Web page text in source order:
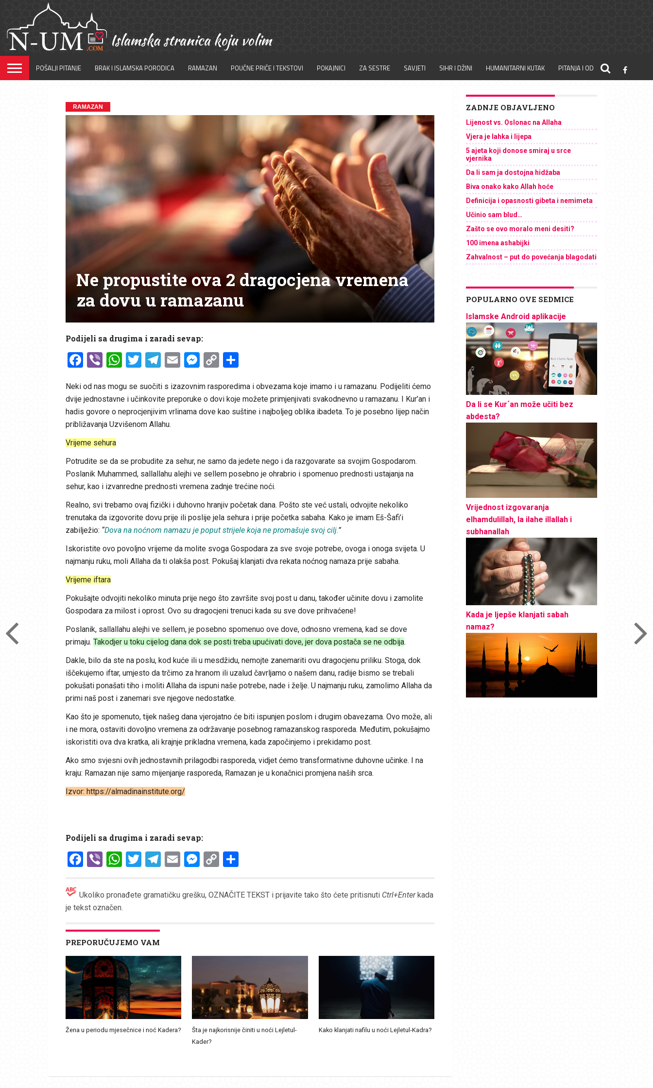
POŠALJI PITANJE BRAK I ISLAMSKA PORODICA RAMAZAN POUČNE PRIČE I TEKSTOVI POKAJNICI ZA SESTRE SAVJETI SIHR I DŽINI HUMANITARNI KUTAK PITANJA I ODGOVORI
RAMAZAN
Ne propustite ova 2 dragocjena vremena
za dovu u ramazanu
Podijeli sa drugima i zaradi sevap:
Facebook
ViberWhatsApp
Twitter
Telegram
EmailMessenger
Copy
Neki od nas mogu se suočiti s izazovnim rasporedima i obvezama koje imamo i u ramazanu. Podijeliti ćemo
dvije jednostavne i učinkovite preporuke o dovi koje možete primjenjivati ​​svakodnevno u ramazanu. I Kur’an i
hadis govore o neprocjenjivim vrlinama dove kao suštine i najboljeg oblika ibadeta. To je posebno lijep način
približavanja Uzvišenom Allahu.
Vrijeme sehura
Potrudite se da se probudite za sehur, ne samo da jedete nego i da razgovarate sa svojim Gospodarom.
Poslanik Muhammed, sallallahu alejhi ve sellem posebno je ohrabrio i spomenuo prednosti ustajanja na
sehur, kao i izvanredne prednosti vremena zadnje trećine noći.
Realno, svi trebamo ovaj fizički i duhovno hranjiv početak dana. Pošto ste već ustali, odvojite nekoliko
trenutaka da izgovorite dovu prije ili poslije jela sehura i prije početka sabaha. Kako je imam Eš-Šafi’i
zabilježio: “Dova na noćnom namazu je poput strijele koja ne promašuje svoj cilj.”
Iskoristite ovo povoljno vrijeme da molite svoga Gospodara za sve svoje potrebe, ovoga i onoga svijeta. U
najmanju ruku, moli Allaha da ti olakša post. Pokušaj klanjati dva rekata noćnog namaza prije sabaha.
Vrijeme iftara
Pokušajte odvojiti nekoliko minuta prije nego što završite svoj post u danu, također učinite dovu i zamolite
Gospodara za milost i oprost. Ovo su dragocjeni trenuci kada su sve dove prihvaćene!
Poslanik, sallallahu alejhi ve sellem, je posebno spomenuo ove dove, odnosno vremena, kad se dove
primaju. Takodjer u toku cijelog dana dok se posti treba upućivati dove, jer dova postača se ne odbija.
Dakle, bilo da ste na poslu, kod kuće ili u mesdžidu, nemojte zanemariti ovu dragocjenu priliku. Stoga, dok
iščekujemo iftar, umjesto da trčimo za hranom ili uzalud čavrljamo o našem danu, radije bismo se trebali
pokušati ponašati tiho i moliti Allaha da ispuni naše potrebe, nade i želje. U najmanju ruku, zamolimo Allaha da
primi naš post i zanemari sve njegove nedostatke.
Kao što je spomenuto, tijek našeg dana vjerojatno će biti ispunjen poslom i drugim obavezama. Ovo može, ali
i ne mora, ostaviti dovoljno vremena za održavanje posebnog ramazanskog rasporeda. Međutim, pokušajmo
iskoristiti ova dva kratka, ali krajnje prikladna vremena, kada započinjemo i prekidamo post.
Ako smo svjesni ovih jednostavnih prilagodbi rasporeda, vidjet ćemo transformativne duhovne učinke. I na
kraju: Ramazan nije samo mijenjanje rasporeda, Ramazan je u konačnici promjena naših srca.
Izvor: https://almadinainstitute.org/
Podijeli sa drugima i zaradi sevap:
Facebook
ViberWhatsApp
Twitter
Telegram
EmailMessenger
Copy
Ukoliko pronađete gramatičku grešku, OZNAČITE TEKST i prijavite tako što ćete pritisnuti Ctrl+Enterkada
je tekst označen.
PREPORUČUJEMO VAM
Žena u periodu mjesečnice i noć Kadera?
Šta je najkorisnije činiti u noći Lejletul-
Kader?
Kako klanjati nafilu u noći Lejletul-Kadra?
ZADNJE OBJAVLJENO
Lijenost vs. Oslonac na Allaha
Vjera je lahka i lijepa
5 ajeta koji donose smiraj u srce
vjernika
Da li sam ja dostojna hidžaba
Biva onako kako Allah hoće
Definicija i opasnosti gibeta i nemimeta
Učinio sam blud…
Zašto se ovo moralo meni desiti?
100 imena ashabijki
Zahvalnost – put do povećanja blagodati
POPULARNO OVE SEDMICE
Islamske Android aplikacije
Da li se Kur´an može učiti bez
abdesta?
Vrijednost izgovaranja
elhamdulillah, la ilahe illallah i
subhanallah
Kada je ljepše klanjati sabah
namaz?